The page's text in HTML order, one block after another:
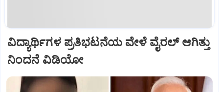
ವಿದ್ಯಾರ್ಥಿಗಳ ಪ್ರತಿಭಟನೆಯ ವೇಳೆ ವೈರಲ್‌ ಆಗಿತ್ತು
ನಿಂದನೆ ವಿಡಿಯೋ